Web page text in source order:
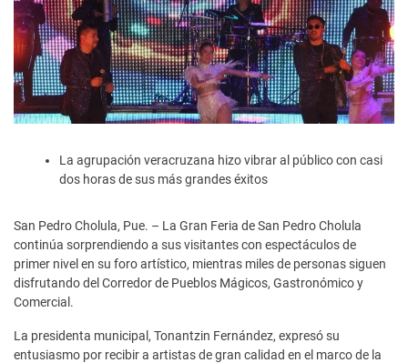
La agrupación veracruzana hizo vibrar al público con casi
dos horas de sus más grandes éxitos
San Pedro Cholula, Pue. – La Gran Feria de San Pedro Cholula
continúa sorprendiendo a sus visitantes con espectáculos de
primer nivel en su foro artístico, mientras miles de personas siguen
disfrutando del Corredor de Pueblos Mágicos, Gastronómico y
Comercial.
La presidenta municipal, Tonantzin Fernández, expresó su
entusiasmo por recibir a artistas de gran calidad en el marco de la